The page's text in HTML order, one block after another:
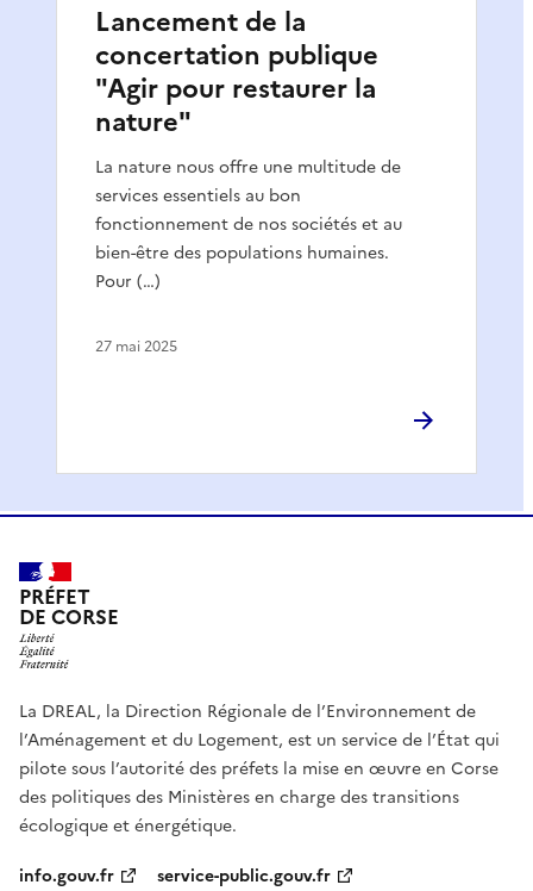
Lancement de la
concertation publique
"Agir pour restaurer la
nature"
La nature nous offre une multitude de
services essentiels au bon
fonctionnement de nos sociétés et au
bien-être des populations humaines.
Pour (…)
27 mai 2025
PRÉFET
DE CORSE
La DREAL, la Direction Régionale de l’Environnement de
l’Aménagement et du Logement, est un service de l’État qui
pilote sous l’autorité des préfets la mise en œuvre en Corse
des politiques des Ministères en charge des transitions
écologique et énergétique.
info.gouv.fr
service-public.gouv.fr